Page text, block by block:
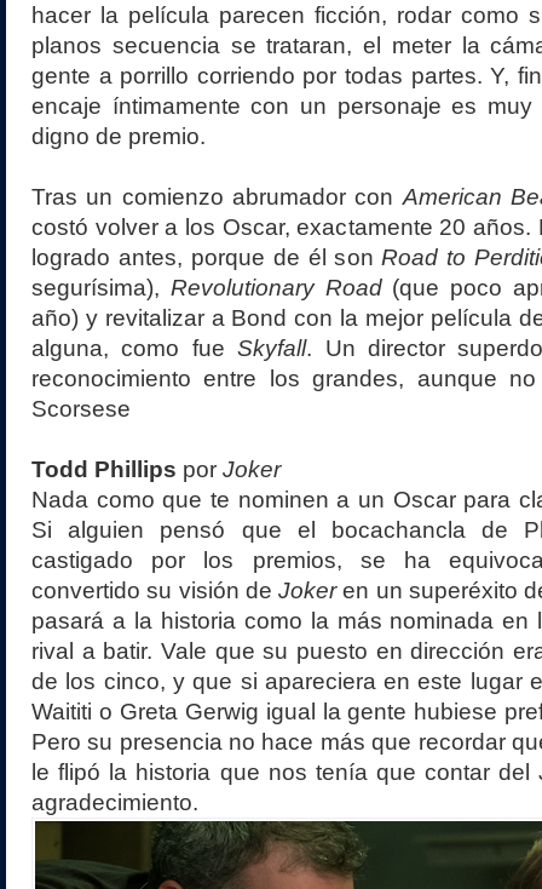
hacer la película parecen ficción, rodar como
planos secuencia se trataran, el meter la
gente a porrillo corriendo por todas partes. Y,
encaje íntimamente con un personaje es muy
digno de premio.
Tras un comienzo abrumador con American
costó volver a los Oscar, exactamente 20 años.
logrado antes, porque de él sonRoad to
segurísima), Revolutionary Road(que poco
año) y revitalizar a Bond con la mejor película
alguna, como fueSkyfall. Un director
reconocimiento entre los grandes, aunque
Scorsese
Todd Phillips por Joker
Nada como que te nominen a un Oscar para
Si alguien pensó que el bocachancla de
castigado por los premios, se ha
convertido su visión deJokeren un superéxito
pasará a la historia como la más nominada en
rival a batir. Vale que su puesto en dirección
de los cinco, y que si apareciera en este lugar
Waititi o Greta Gerwig igual la gente hubiese
Pero su presencia no hace más que recordar
le flipó la historia que nos tenía que contar
agradecimiento.